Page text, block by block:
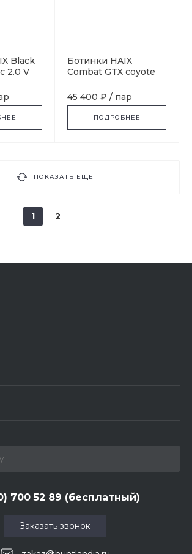
Black
2.0 V
Ботинки HAIX
Combat GTX coyote
45 400 ₽ / пар
ПОДРОБНЕЕ
ПОКАЗАТЬ ЕЩЕ
1 2
700 52 89 (бесплатный)
Заказать звонок